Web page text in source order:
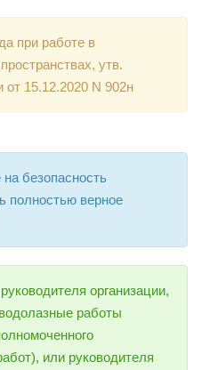
при работе в
утв.
15.12.2020 N 902н
безопасность
полностью верное
организации,
работы
или руководителя